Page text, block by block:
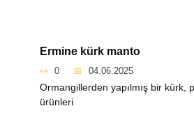
Ermine kürk manto
0 04.06.2025
Ormangillerden yapılmış bir kürk,
ürünleri